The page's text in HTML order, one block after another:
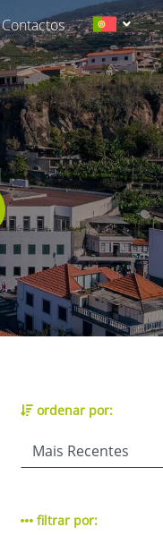
Contactos
ordenar por:
filtrar por: